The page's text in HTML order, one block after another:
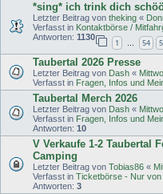
*sing* ich trink dich
Letzter Beitrag von theking «
Verfasst in Kontaktbörse /
Antworten: 1130
1 … 54
Taubertal 2026 Presse
Letzter Beitrag von Dash «
Verfasst in Fragen, Infos und
Taubertal Merch 2026
Letzter Beitrag von Dash «
Verfasst in Fragen, Infos und
Antworten: 10
V Verkaufe 1-2 Taubertal
Camping
Letzter Beitrag von Tobias86 «
Verfasst in Ticketbörse - Nur von
Antworten: 3